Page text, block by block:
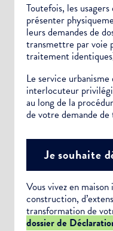
Toutefois, les
présenter
leurs demandes de
transmettre par voie
traitement
Le service
interlocuteur
au long de la
de votre demande de
Je souhaite
Vous vivez en
construction,
transformation de
dossier de